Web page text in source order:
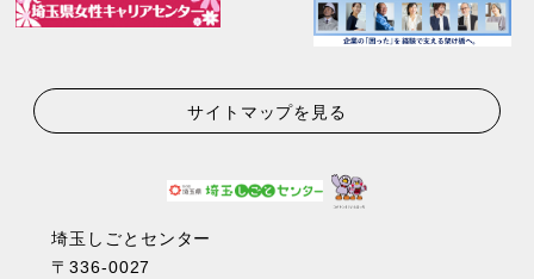
サイトマップを見る
埼玉しごとセンター
〒336-0027